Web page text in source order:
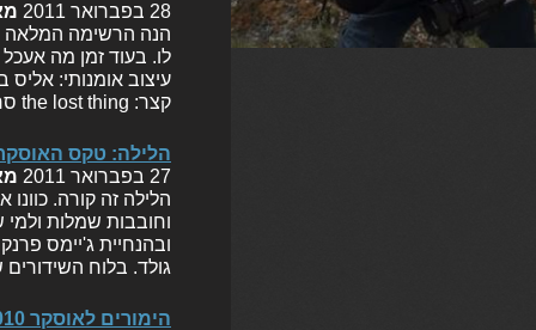
28 בפברואר 2011
לו. בעוד זמן מה
עיצוב אומנותי:
קצר: the lost thing סרט אנימציה: צעצוע של סיפור 3 תסריט…
הלילה: טקס האוסקר
27 בפברואר 2011
ובהנחיית ג'יימס
גולד. בלוח
הימורים לאוסקר 2010 – אורון